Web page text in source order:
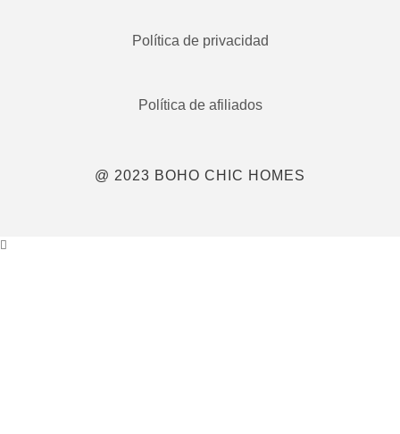
Política de privacidad
Política de afiliados
@ 2023 BOHO CHIC HOMES